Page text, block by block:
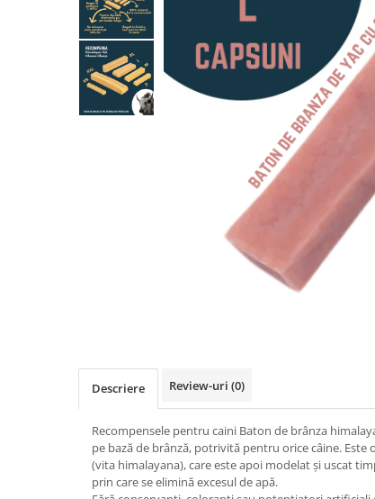
HRANA USCATA
RECOMPENSE
NISIP & ASTERNUT IGIENIC
RECOMPENSE
PASARI EXOTICE
Descriere Review-uri (0)
Recompensele pentru caini Baton de brânza
pe bază de brânză, potrivită pentru orice câine.
(vita himalayana), care este apoi modelat și uscat
prin care se elimină excesul de apă.